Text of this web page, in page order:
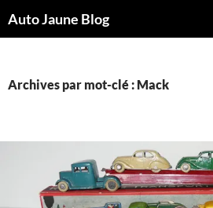
Auto Jaune Blog
Archives par mot-clé : Mack